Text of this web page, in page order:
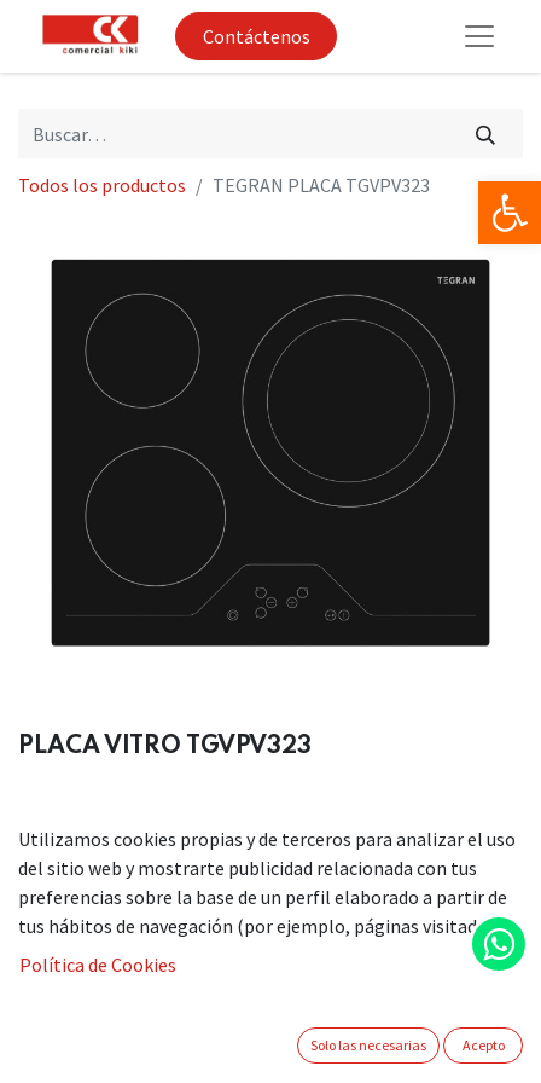
Contáctenos
Todos los productos TEGRAN PLACA TGVPV323
PLACA VITRO TGVPV323
3 Zonas de cocción
1 Zona 29 cm doble corona 2300W
1 Zona 18cm 1800W
1 Zona 14.5cm 1200W
Potencia Total 5300W
Utilizamos cookies propias y de terceros para analizar el uso
del sitio web y mostrarte publicidad relacionada con tus
preferencias sobre la base de un perfil elaborado a partir de
tus hábitos de navegación (por ejemplo, páginas visitadas).
Política de Cookies
Solo las necesarias Acepto